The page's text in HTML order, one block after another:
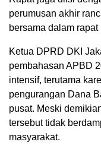
perumusan akhir
bersama dalam rapat
Ketua DPRD DKI
pembahasan APBD
intensif, terutama
pengurangan Dana
pusat. Meski
tersebut tidak
masyarakat.